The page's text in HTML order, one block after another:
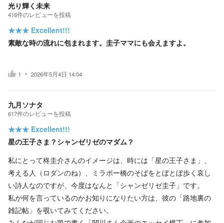
光り輝く未来
416件のレビューを投稿
★★★ Excellent!!!
素敵な時の流れに包まれます。圭子ママにも会えますよ。
1 2026年5月4日 14:04
九月ソナタ
617件のレビューを投稿
★★★ Excellent!!!
星の王子さま？シャンゼリゼのマダム？
私にとって柊圭介さんのイメージは、時には「星の王子さま」、
考える人（ロダンのね）、ミラボー橋のそばをとぼとぼ歩く哀し
い詩人なのですが、今度はなんと「シャンゼリゼ圭子」です。
私が何を言っているのかお知りになりたい方は、彼の「路地裏の
雑記帖」を覗いてみてください。